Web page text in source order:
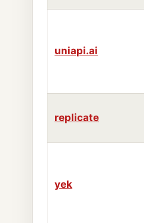
uniapi.ai
replicate
yek